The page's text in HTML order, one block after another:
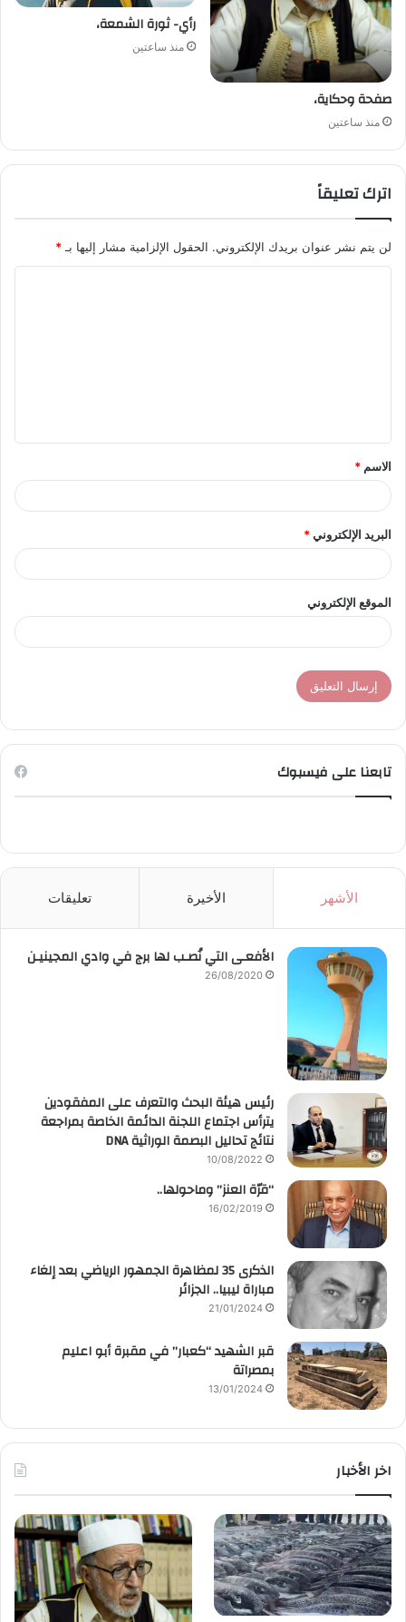
صفحة وحكاية،
منذ ساعتين
رأي- ثورة الشمعة،
منذ ساعتين
اترك تعليقاً
لن يتم نشر عنوان بريدك الإلكتروني. الحقول الإلزامية مشار إليها بـ *
ق
*
الاسم *
البريد الإلكتروني*
الموقع الإلكتروني
تابعنا على فيسبوك
الأشهر الأخيرة تعليقات
الأفعـى التي نُصـب لها برج في وادي المجينيـن
26/08/2020
رئيس هيئة البحث والتعرف على المفقودين
يترأس اجتماع اللجنة الدائمة الخاصة بمراجعة
نتائج تحاليل البصمة الوراثية DNA
10/08/2022
“قرّة العنز” وماحولها..
16/02/2019
الذكرى 35 لمظاهرة الجمهور الرياضي بعد إلغاء
مباراة ليبيا.. الجزائر
21/01/2024
قبر الشهيد “كعبار” في مقبرة أبو اعليم
بمصراتة
13/01/2024
اخر الأخبار